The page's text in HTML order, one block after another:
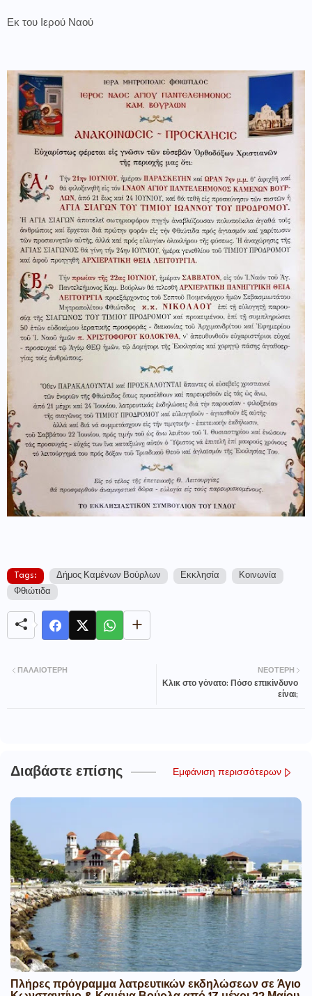
Εκ του Ιερού Ναού
Tags: Δήμος Καμένων Βούρλων Εκκλησία
Κοινωνία
Φθιώτιδα
ΝΕΌΤΕΡΗ
Κλικ στο γόνατο: Πόσο επικίνδυνο
είναι;
ΠΑΛΑΙΌΤΕΡΗ
Διαβάστε επίσης Εμφάνιση περισσότερων
Πλήρες πρόγραμμα λατρευτικών εκδηλώσεων σε Άγιο